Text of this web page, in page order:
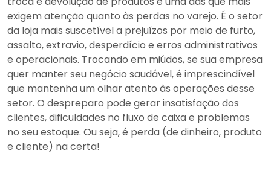
exigem atenção quanto às perdas no varejo. É o setor
da loja mais suscetível a prejuízos por meio de furto,
assalto, extravio, desperdício e erros administrativos
e operacionais. Trocando em miúdos, se sua empresa
quer manter seu negócio saudável, é imprescindível
que mantenha um olhar atento às operações desse
setor. O despreparo pode gerar insatisfação dos
clientes, dificuldades no fluxo de caixa e problemas
no seu estoque. Ou seja, é perda (de dinheiro, produto
e cliente) na certa!